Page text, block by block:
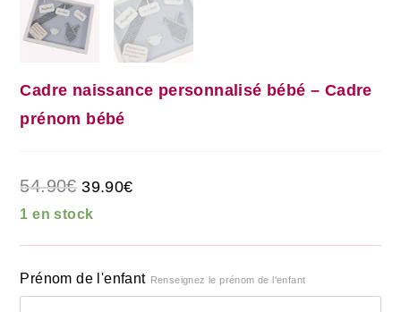
Cadre naissance personnalisé bébé – Cadre
prénom bébé
54.90€ 39.90€
1 en stock
Prénom de l'enfant Renseignez le prénom de l'enfant